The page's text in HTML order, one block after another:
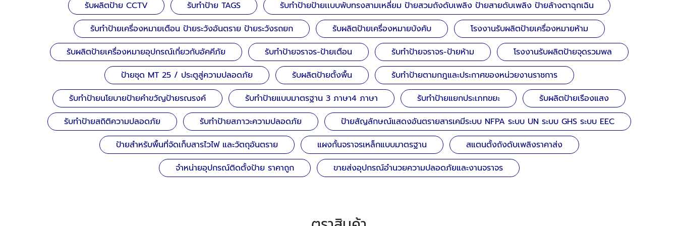
รับผลิตป้าย CCTV รับทำป้าย TAGS
รับทำป้ายป้ายเเบบพับทรงสามเหลี่ยม ป้ายสวมถังดับเพลิง ป้ายสายดับเพลิง ป้ายล้างตาฉุกเฉิน
รับทำป้ายเครื่องหมายเตือน ป้ายระวังอันตราย ป้ายระวังรถยก
รับผลิตป้ายเครื่องหมายบังคับ
โรงงานรับผลิตป้ายเครื่องหมายห้าม
รับผลิตป้ายเครื่องหมายอุปกรณ์เกี่ยวกับอัคคีภัย
รับทำป้ายจราจร-ป้ายเตือน รับทำป้ายจราจร-ป้ายห้าม
โรงงานรับผลิตป้ายจุดรวมพล
ป้ายชุด MT 25 / ประตูสู่ความปลอดภัย
รับผลิตป้ายตั้งพื้น
รับทำป้ายตามกฎและประกาศของหน่วยงานราชการ
รับทำป้ายนโยบายป้ายคำขวัญป้ายรณรงค์
รับทำป้ายแบบมาตรฐาน 3 ภาษา4 ภาษา รับทำป้ายแยกประเภทขยะ
รับผลิตป้ายเรืองแสง
รับทำป้ายสถิติความปลอดภัย
รับทำป้ายสภาวะความปลอดภัย
ป้ายสัญลักษณ์แสดงอันตรายสารเคมีระบบ NFPA ระบบ UN ระบบ GHS ระบบ EEC
ป้ายสำหรับพื้นที่จัดเก็บสารไวไฟ และวัตถุอันตราย
แผงกั้นจราจรเหล็กแบบมาตรฐาน
สแตนตั้งถังดับเพลิงราคาส่ง
จำหน่ายอุปกรณ์ติดตั้งป้าย ราคาถูก
ขายส่งอุปกรณ์อำนวยความปลอดภัยและงานจราจร